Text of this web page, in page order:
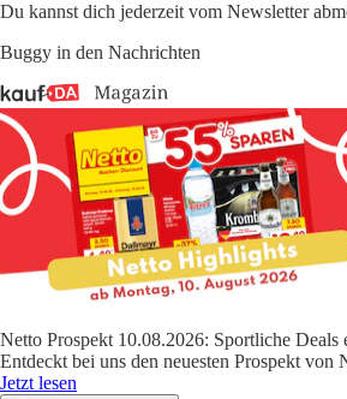
Du kannst dich jederzeit vom Newsletter
Buggy in den Nachrichten
Netto Prospekt 10.08.2026: Sportliche Deals
Entdeckt bei uns den neuesten Prospekt
Jetzt lesen